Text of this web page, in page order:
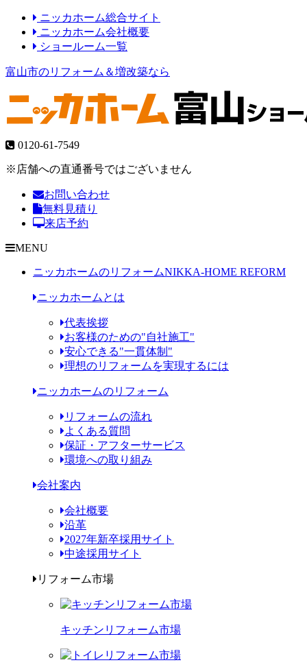
ニッカホーム総合サイト
ニッカホーム会社概要
ショールーム一覧
富山市のリフォーム＆増改築なら
0120-61-7549
※店舗への直通番号ではございません
お問い合わせ
無料見積り
来店予約
MENU
ニッカホームのリフォームNIKKA-HOME REFORM
ニッカホームとは
代表挨拶
お客様のための"自社施工"
安心できる"一貫体制"
理想のリフォームを実現するには
ニッカホームのリフォーム
リフォームの流れ
よくある質問
保証・アフターサービス
環境への取り組み
会社案内
会社概要
沿革
2027年新卒採用サイト
中途採用サイト
リフォーム市場
キッチンリフォーム市場